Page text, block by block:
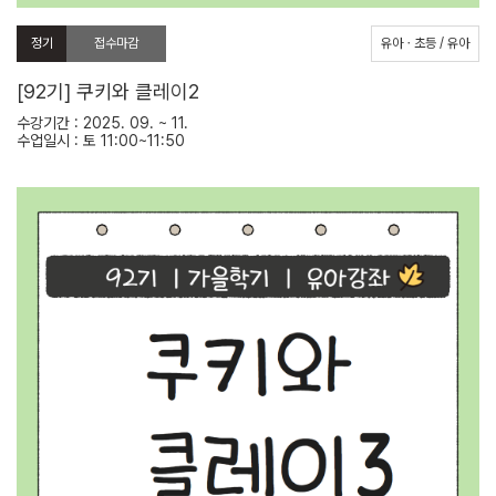
정기 접수마감 유아ㆍ초등 / 유아
[92기] 쿠키와 클레이2
수강기간 : 2025. 09. ~ 11.
수업일시 : 토 11:00~11:50